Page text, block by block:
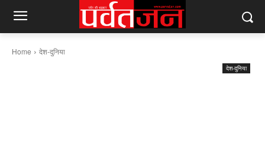
Home देश-दुनिया
देश-दुनिया